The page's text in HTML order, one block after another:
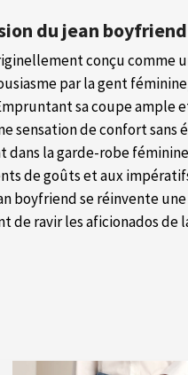
du jean
conçu comme
par la gent
sa coupe ample
sensation de confort
dans la garde-robe
de goûts et aux
boyfriend se réinvente
de ravir les aficionados de